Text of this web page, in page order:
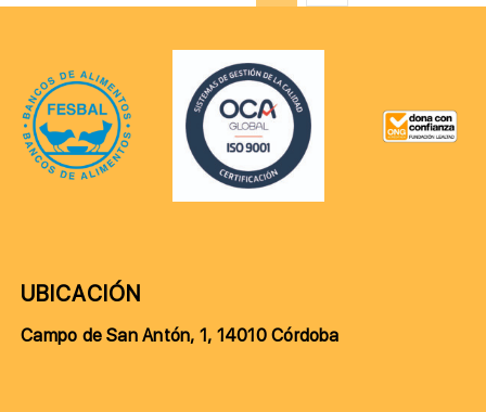
UBICACIÓN
Campo de San Antón, 1, 14010 Córdoba